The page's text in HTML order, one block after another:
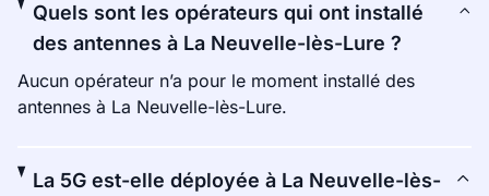
Quels sont les opérateurs qui ont installé
des antennes à La Neuvelle-lès-Lure ?
Aucun opérateur n’a pour le moment installé des
antennes à La Neuvelle-lès-Lure.
La 5G est-elle déployée à La Neuvelle-lès-